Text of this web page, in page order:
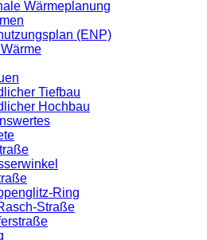
Wärmeplanung
(ENP)
Tiefbau
Hochbau
Ring
Straße